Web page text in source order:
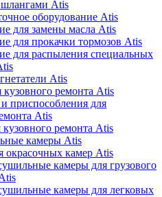
Atis
оборудование Atis
для замены масла Atis
для прокачки тормозов Atis
для распыления специальных
Atis
ремонта Atis
приспособления для
Atis
ремонта Atis
камеры Atis
окрасочных камер Atis
камеры для грузового
камеры для легковых